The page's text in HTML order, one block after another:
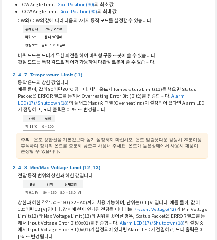
CW Angle Limit:Goal Position(30)의 최소 값
CCW Angle Limit:Goal Position(30)의 최대 값
CW와 CCW의 값에 따라 다음의 2가지 동작 모드를 설정할 수 있습니다.
동작 방식
CW / CCW
바퀴 모드
둘 다 ‘0’일때
관절 모드
둘 다 ‘0’이 아닐떄
바퀴 모드는 모터가 무한 회전을 하여 바퀴형 구동 로봇에 쓸 수 있습니다.
관절 모드는 특정 각도로 제어가 가능하여 다관절 로봇에 쓸 수 있습니다.
Temperature Limit (11)
동작 온도의 상한 값입니다.
예를 들어, 값이 80이면 80 °C 입니다. 내부 온도가 Temperature Limit(11)을 넘으면 Status
Packet은 ERROR 필드를 통해서 Overheating Error Bit (Bit2)를 전송합니다. Alarm
LED(17)/Shutdown(18)의 플래그(flag)중 과열(Overheating)이 설정되어 있다면 Alarm LED
가 점멸하고, 모터 출력은 0 [%]로 변경됩니다.
단위
범위
약 1 [°C]
0 ~ 100
주의 : 온도 상한선을 기본값보다 높게 설정하지 마십시오. 온도 알람셧다운 발생시 20분이상
휴식하여 장치의 온도를 충분히 낮춘후 사용해 주세요. 온도가 높은상태에서 사용시 제품이
손상될 수 있습니다.
Min/Max Voltage Limit (12, 13)
전압 동작 범위의 상한과 하한 값입니다.
단위 범위
상세설명
약 0.1 [V]
50 ~ 160 5.0 ~ 16.0 [V]
상한과 하한 각각 50 ~ 160 (32 ~ A0)까지 사용 가능하며, 단위는 0.1 [V]입니다. 예를 들어, 값이
120이면 12 [V]입니다. 장치에 현재 인가된 전압을 나타내는 Present Voltage(42)가 Min Voltage
Limit(12)와 Max Voltage Limit(13)의 범위를 벗어날 경우, Status Packet은 ERROR 필드를 통
해서 Input Voltage Error Bit(0x01)를 전송합니다. Alarm LED(17)/Shutdown(18)의 설정 중
에서 Input Voltage Error Bit(0x01)가 설정되어 있다면 Alarm LED가 점멸하고, 모터 출력은 0
[%]로 변경됩니다.